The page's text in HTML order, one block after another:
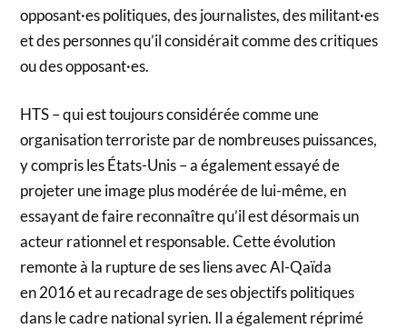
opposant·es politiques, des journalistes, des militant·es
et des personnes qu’il considérait comme des critiques
ou des opposant·es.
HTS – qui est toujours considérée comme une
organisation terroriste par de nombreuses puissances,
y compris les États-Unis – a également essayé de
projeter une image plus modérée de lui-même, en
essayant de faire reconnaître qu’il est désormais un
acteur rationnel et responsable. Cette évolution
remonte à la rupture de ses liens avec Al-Qaïda
en 2016 et au recadrage de ses objectifs politiques
dans le cadre national syrien. Il a également réprimé